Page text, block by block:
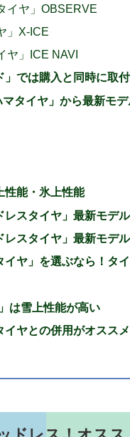
イヤ」OBSERVE
」X-ICE
ヤ」ICE NAVI
」では購入と同時に取
タイヤ」から最新モ
性能・氷上性能
スタイヤ」最新モデ
スタイヤ」最新モデ
ヤ」を選ぶなら！タ
は雪上性能が高い
イヤとの併用がオススメ